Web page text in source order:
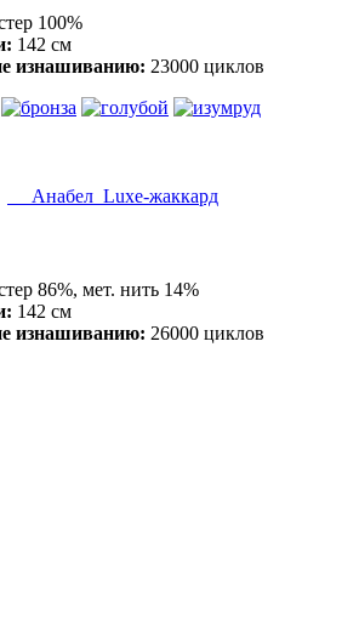
100%
142 см
изнашиванию: 23000 циклов
Анабел Luxe-жаккард
86%, мет. нить 14%
142 см
изнашиванию: 26000 циклов